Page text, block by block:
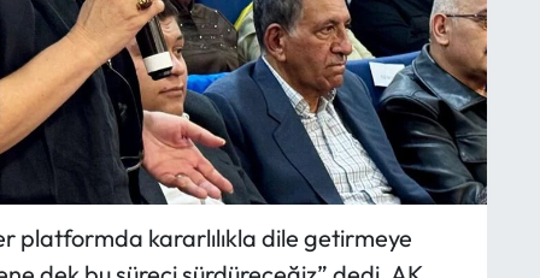
platformda kararlılıkla dile getirmeye